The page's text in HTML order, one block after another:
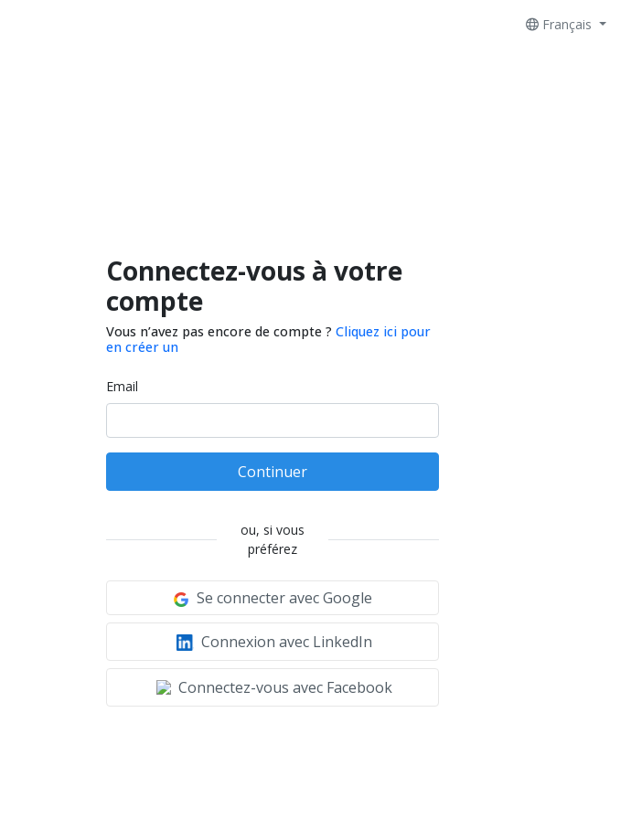
Français
Connectez-vous à votre
compte
Vous n’avez pas encore de compte ? Cliquez ici pour
en créer un
Email
Continuer
ou, si vous
préférez
Se connecter avec Google
Connexion avec LinkedIn
Connectez-vous avec Facebook